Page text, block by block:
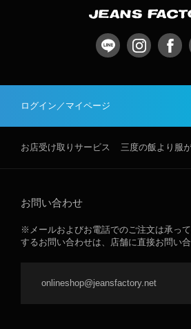
ログイン／マイページ
お店受け取りサービス 三度の飯より服
お問い合わせ
※メールおよびお電話でのご注文は承っ
するお問い合わせは、店舗に直接お問い合
onlineshop@jeansfactory.net